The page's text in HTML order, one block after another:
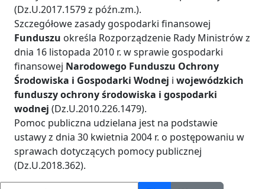
(Dz.U.2017.1579 z późn.zm.).
Szczegółowe zasady gospodarki finansowej
Funduszu określa Rozporządzenie Rady Ministrów z
dnia 16 listopada 2010 r. w sprawie gospodarki
finansowej Narodowego Funduszu Ochrony
Środowiska i Gospodarki Wodnej i wojewódzkich
funduszy ochrony środowiska i gospodarki
wodnej (Dz.U.2010.226.1479).
Pomoc publiczna udzielana jest na podstawie
ustawy z dnia 30 kwietnia 2004 r. o postępowaniu w
sprawach dotyczących pomocy publicznej
(Dz.U.2018.362).